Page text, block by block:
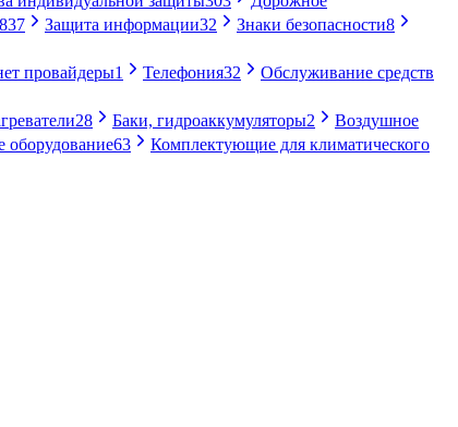
837 Защита информации32 Знаки безопасности8
провайдеры1 Телефония32
Обслуживание средств
28 Баки, гидроаккумуляторы2
Воздушное
оборудование63
Комплектующие для климатического